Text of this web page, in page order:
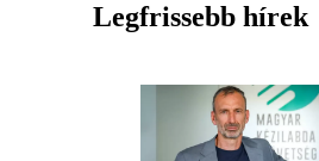
Legfrissebb hírek